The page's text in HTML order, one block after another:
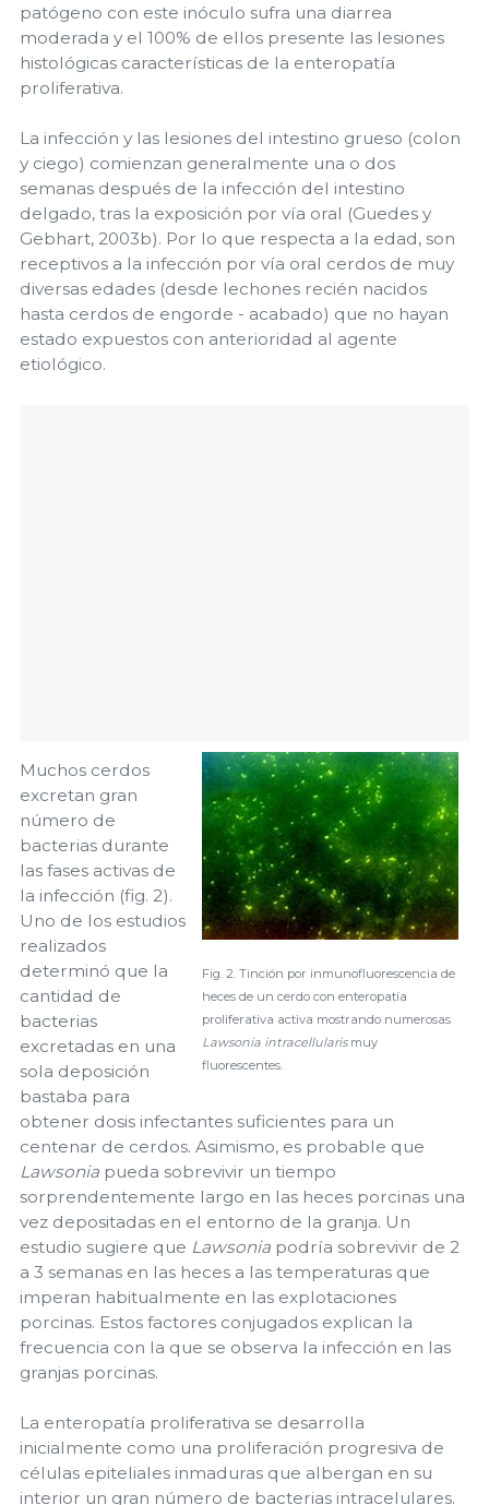
patógeno con este inóculo sufra una diarrea
moderada y el 100% de ellos presente las lesiones
histológicas características de la enteropatía
proliferativa.
La infección y las lesiones del intestino grueso (colon
y ciego) comienzan generalmente una o dos
semanas después de la infección del intestino
delgado, tras la exposición por vía oral (Guedes y
Gebhart, 2003b). Por lo que respecta a la edad, son
receptivos a la infección por vía oral cerdos de muy
diversas edades (desde lechones recién nacidos
hasta cerdos de engorde - acabado) que no hayan
estado expuestos con anterioridad al agente
etiológico.
Fig. 2. Tinción por inmunofluorescencia de
heces de un cerdo con enteropatía
proliferativa activa mostrando numerosas
Lawsonia intracellularis muy
fluorescentes.
Muchos cerdos
excretan gran
número de
bacterias durante
las fases activas de
la infección (fig. 2).
Uno de los estudios
realizados
determinó que la
cantidad de
bacterias
excretadas en una
sola deposición
bastaba para
obtener dosis infectantes suficientes para un
centenar de cerdos. Asimismo, es probable que
Lawsonia pueda sobrevivir un tiempo
sorprendentemente largo en las heces porcinas una
vez depositadas en el entorno de la granja. Un
estudio sugiere que Lawsonia podría sobrevivir de 2
a 3 semanas en las heces a las temperaturas que
imperan habitualmente en las explotaciones
porcinas. Estos factores conjugados explican la
frecuencia con la que se observa la infección en las
granjas porcinas.
La enteropatía proliferativa se desarrolla
inicialmente como una proliferación progresiva de
células epiteliales inmaduras que albergan en su
interior un gran número de bacterias intracelulares.